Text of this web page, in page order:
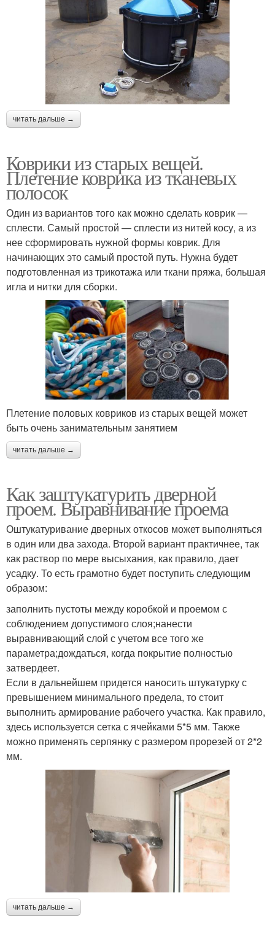
читать дальше →
Коврики из старых вещей.
Плетение коврика из тканевых
полосок
Один из вариантов того как можно сделать коврик —
сплести. Самый простой — сплести из нитей косу, а из
нее сформировать нужной формы коврик. Для
начинающих это самый простой путь. Нужна будет
подготовленная из трикотажа или ткани пряжа, большая
игла и нитки для сборки.
Плетение половых ковриков из старых вещей может
быть очень занимательным занятием
читать дальше →
Как заштукатурить дверной
проем. Выравнивание проема
Оштукатуривание дверных откосов может выполняться
в один или два захода. Второй вариант практичнее, так
как раствор по мере высыхания, как правило, дает
усадку. То есть грамотно будет поступить следующим
образом:
заполнить пустоты между коробкой и проемом с
соблюдением допустимого слоя;нанести
выравнивающий слой с учетом все того же
параметра;дождаться, когда покрытие полностью
затвердеет.
Если в дальнейшем придется наносить штукатурку с
превышением минимального предела, то стоит
выполнить армирование рабочего участка. Как правило,
здесь используется сетка с ячейками 5*5 мм. Также
можно применять серпянку с размером прорезей от 2*2
мм.
читать дальше →